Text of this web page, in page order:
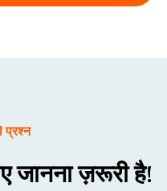
प्रश्न
ज़रूरी है!